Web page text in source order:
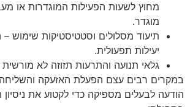
מחוץ לשעות הפעילות המוגדרות או
מוגדר.
תיעוד מסלולים וסטטיסטיקות שימוש
יעילות תפעולית.
גלאי תנועה והתרעות תזוזה לא מורשית
במקרים רבים עצם הפעלת האזעקה
הודעה לבעלים מספיקה כדי לקטוע את ניסיון